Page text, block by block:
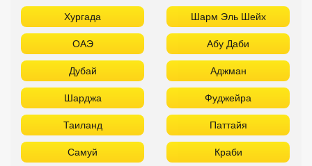
Хургада Шарм Эль Шейх
ОАЭ Абу Даби
Дубай Аджман
Шарджа Фуджейра
Таиланд Паттайя
Самуй Краби